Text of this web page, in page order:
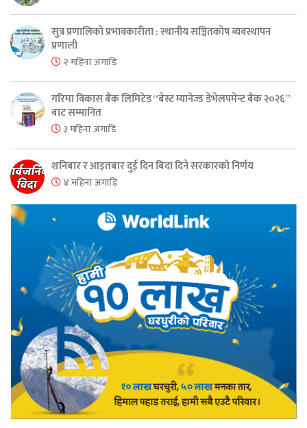
सुत्र प्रणालिको प्रभावकारीता : स्थानीय सञ्चितकोष व्यवस्थापन
प्रणाली
२ महिना अगाडि
गरिमा विकास बैंक लिमिटेड “बेस्ट म्यानेज्ड डेभेलपमेन्ट बैंक २०२६”
बाट सम्मानित
३ महिना अगाडि
शनिबार र आइतबार दुई दिन बिदा दिने सरकारको निर्णय
४ महिना अगाडि